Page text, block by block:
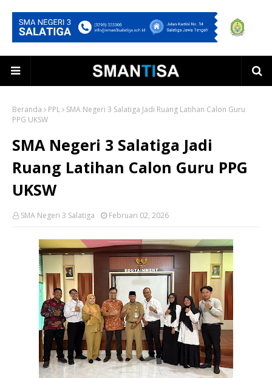
Beranda PPL
SMA Negeri 3 Salatiga Jadi Ruang Latihan Calon Guru
PPG UKSW
SMA Negeri 3 Salatiga Jadi
Ruang Latihan Calon Guru PPG
UKSW
SMA Negeri 3 Salatiga Februari 02, 2026